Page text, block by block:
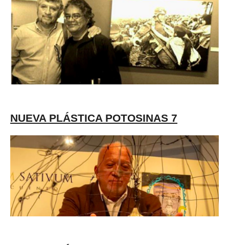
NUEVA PLÁSTICA POTOSINAS 7